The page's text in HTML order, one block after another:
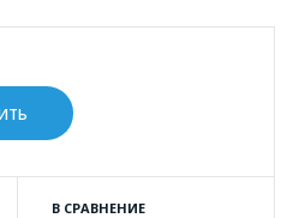
В СРАВНЕНИЕ